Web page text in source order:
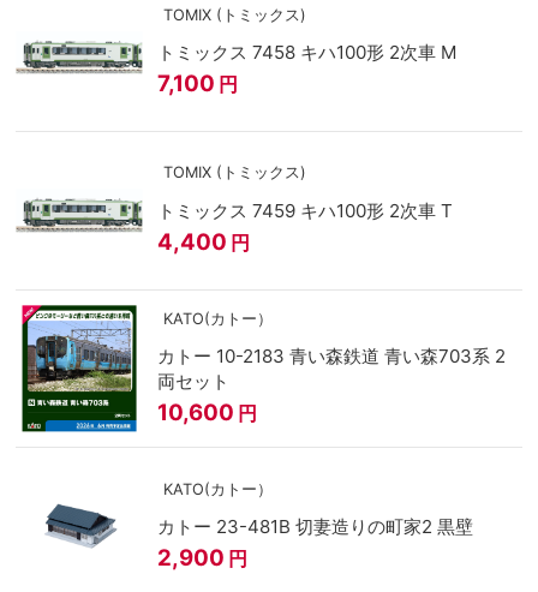
TOMIX (トミックス)
トミックス 7458 キハ100形 2次車 M
7,100 円
TOMIX (トミックス)
トミックス 7459 キハ100形 2次車 T
4,400 円
KATO(カトー）
カトー 10-2183 青い森鉄道 青い森703系 2
両セット
10,600 円
KATO(カトー）
カトー 23-481B 切妻造りの町家2 黒壁
2,900 円